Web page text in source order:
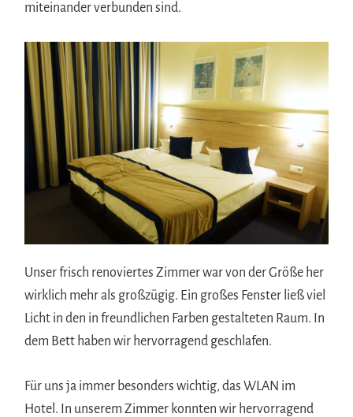
miteinander verbunden sind.
Unser frisch renoviertes Zimmer war von der Größe her
wirklich mehr als großzügig. Ein großes Fenster ließ viel
Licht in den in freundlichen Farben gestalteten Raum. In
dem Bett haben wir hervorragend geschlafen.
Für uns ja immer besonders wichtig, das WLAN im
Hotel. In unserem Zimmer konnten wir hervorragend